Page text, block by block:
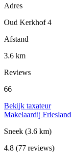
Adres
Oud Kerkhof 4
Afstand
3.6 km
Reviews
66
Bekijk taxateur
Makelaardij Friesland
Sneek (3.6 km)
4.8 (77 reviews)